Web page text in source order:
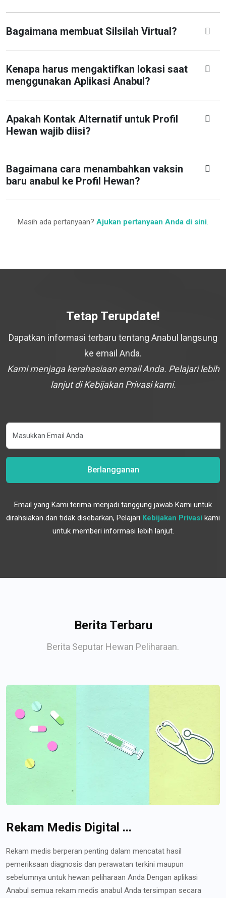
Bagaimana membuat Silsilah Virtual?
Kenapa harus mengaktifkan lokasi saat
menggunakan Aplikasi Anabul?
Apakah Kontak Alternatif untuk Profil
Hewan wajib diisi?
Bagaimana cara menambahkan vaksin
baru anabul ke Profil Hewan?
Masih ada pertanyaan? Ajukan pertanyaan Anda di sini.
Tetap Terupdate!
Dapatkan informasi terbaru tentang Anabul langsung
ke email Anda.
Kami menjaga kerahasiaan email Anda. Pelajari lebih
lanjut di Kebijakan Privasi kami.
Berlangganan
Email yang Kami terima menjadi tanggung jawab Kami untuk
dirahsiakan dan tidak disebarkan, Pelajari Kebijakan Privasi kami
untuk memberi informasi lebih lanjut.
Berita Terbaru
Berita Seputar Hewan Peliharaan.
Rekam Medis Digital ...
Rekam medis berperan penting dalam mencatat hasil
pemeriksaan diagnosis dan perawatan terkini maupun
sebelumnya untuk hewan peliharaan Anda Dengan aplikasi
Anabul semua rekam medis anabul Anda tersimpan secara